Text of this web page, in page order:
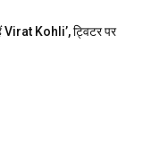
Kohli’, ट्विटर पर